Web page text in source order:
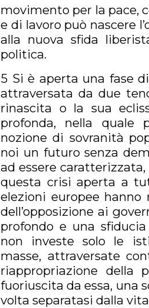
movimento per la pace,
e di lavoro può nascere
alla nuova sfida
politica.
5 Si è aperta una fase
attraversata da due
rinascita o la sua
profonda, nella quale
nozione di sovranità
noi un futuro senza
ad essere
questa crisi aperta a
elezioni europee
dell’opposizione ai
profondo e una
non investe solo le
masse, attraversate
riappropriazione della
fuoriuscita da essa, una
volta separatasi dalla